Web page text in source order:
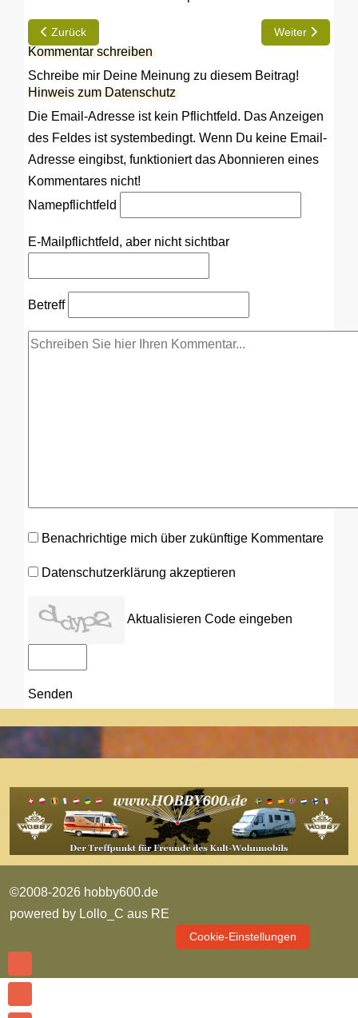
Vorheriger Beitrag: VIP-Tag bei Hobby – Modellpremiere mit
Zurück Nächster
Weiter
Kommentar schreiben
Schreibe mir Deine Meinung zu diesem Beitrag!
Hinweis zum Datenschutz
Die Email-Adresse ist kein Pflichtfeld. Das Anzeigen
des Feldes ist systembedingt. Wenn Du keine Email-
Adresse eingibst, funktioniert das Abonnieren eines
Kommentares nicht!
Namepflichtfeld
E-Mail pflichtfeld, aber nicht sichtbar
Betreff
Benachrichtige mich über zukünftige Kommentare
Datenschutzerklärung akzeptieren
Aktualisieren Code eingeben
Senden
©2008-2026 hobby600.de
powered by Lollo_C aus RE
Cookie-Einstellungen